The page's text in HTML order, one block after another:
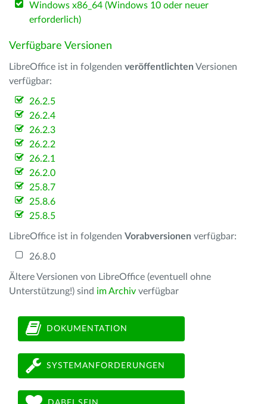
Windows x86_64 (Windows 10 oder neuer
erforderlich)
Verfügbare Versionen
LibreOffice ist in folgenden veröffentlichten Versionen
verfügbar:
26.2.5
26.2.4
26.2.3
26.2.2
26.2.1
26.2.0
25.8.7
25.8.6
25.8.5
LibreOffice ist in folgenden Vorabversionen verfügbar:
26.8.0
Ältere Versionen von LibreOffice (eventuell ohne
Unterstützung!) sind im Archiv verfügbar
DOKUMENTATION
SYSTEMANFORDERUNGEN